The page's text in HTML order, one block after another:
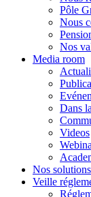
Pôle
Nous
Nos
Media room
Dans
Videos
Nos solutions
Veille